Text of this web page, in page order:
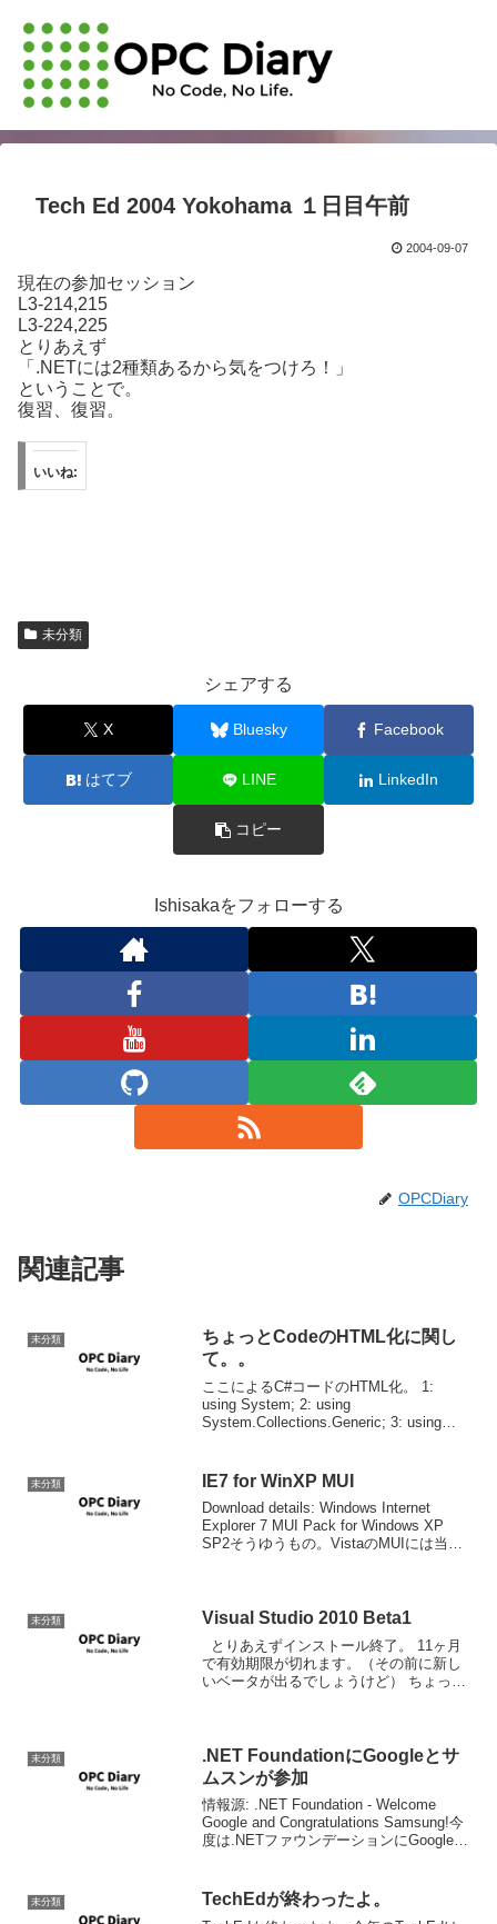
Tech Ed 2004 Yokohama １日目午前
2004-09-07
現在の参加セッション
L3-214,215
L3-224,225
とりあえず
「.NETには2種類あるから気をつけろ！」
ということで。
復習、復習。
いいね:
未分類
シェアする
X Bluesky Facebook
はてブ LINE LinkedIn
コピー
Ishisakaをフォローする
OPCDiary
関連記事
未分類
ちょっとCodeのHTML化に関し
て。。
ここによるC#コードのHTML化。 1:
using System; 2: using
System.Collections.Generic; 3: using
未分類 IE7 for WinXP MUI
Download details: Windows Internet
Explorer 7 MUI Pack for Windows XP
SP2そうゆうもの。VistaのMUIには当然
未分類 Visual Studio 2010 Beta1
とりあえずインストール終了。 11ヶ月
で有効期限が切れます。（その前に新し
いベータが出るでしょうけど） ちょっと
未分類
.NET FoundationにGoogleとサ
ムスンが参加
情報源: .NET Foundation - Welcome
Google and Congratulations Samsung!今
度は.NETファウンデーションにGoogleと
未分類 TechEdが終わったよ。